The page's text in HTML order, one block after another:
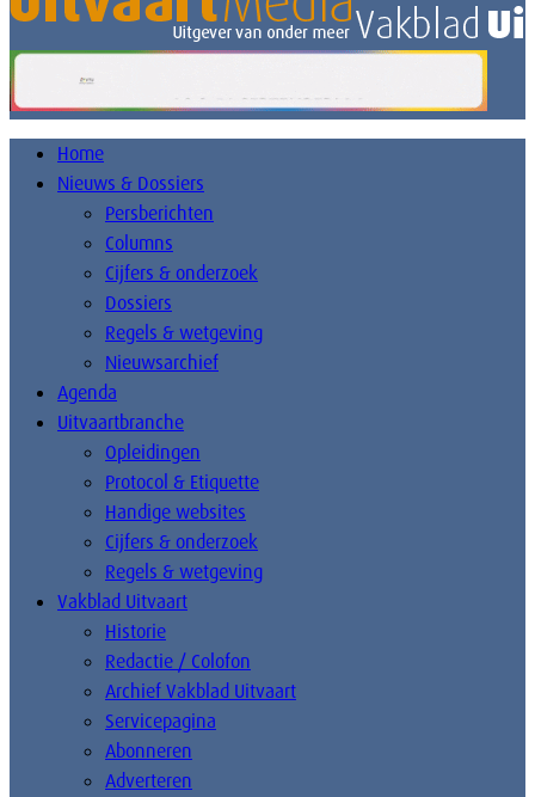
Home
Nieuws & Dossiers
Persberichten
Columns
Cijfers & onderzoek
Dossiers
Regels & wetgeving
Nieuwsarchief
Agenda
Uitvaartbranche
Opleidingen
Protocol & Etiquette
Handige websites
Cijfers & onderzoek
Regels & wetgeving
Vakblad Uitvaart
Historie
Redactie / Colofon
Archief Vakblad Uitvaart
Servicepagina
Abonneren
Adverteren